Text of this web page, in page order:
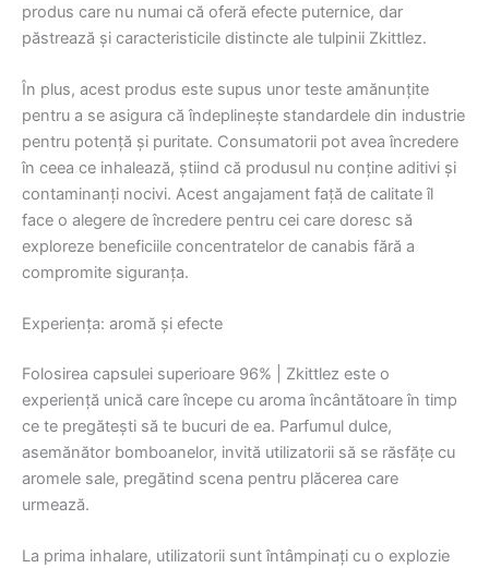
produs care nu numai că oferă efecte puternice, dar
păstrează și caracteristicile distincte ale tulpinii Zkittlez.
În plus, acest produs este supus unor teste amănunțite
pentru a se asigura că îndeplinește standardele din industrie
pentru potență și puritate. Consumatorii pot avea încredere
în ceea ce inhalează, știind că produsul nu conține aditivi și
contaminanți nocivi. Acest angajament față de calitate îl
face o alegere de încredere pentru cei care doresc să
exploreze beneficiile concentratelor de canabis fără a
compromite siguranța.
Experiența: aromă și efecte
Folosirea capsulei superioare 96% | Zkittlez este o
experiență unică care începe cu aroma încântătoare în timp
ce te pregătești să te bucuri de ea. Parfumul dulce,
asemănător bomboanelor, invită utilizatorii să se răsfățe cu
aromele sale, pregătind scena pentru plăcerea care
urmează.
La prima inhalare, utilizatorii sunt întâmpinați cu o explozie